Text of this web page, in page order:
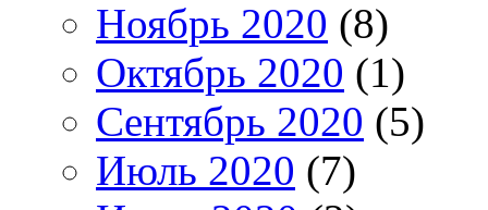
Ноябрь 2020 (8)
Октябрь 2020 (1)
Сентябрь 2020 (5)
Июль 2020 (7)